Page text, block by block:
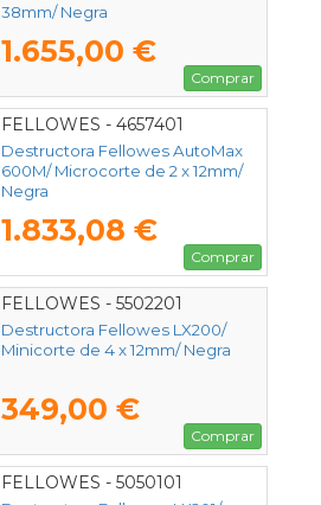
38mm/ Negra
1.655,00 €
Comprar
FELLOWES - 4657401
Destructora Fellowes AutoMax
600M/ Microcorte de 2 x 12mm/
Negra
1.833,08 €
Comprar
FELLOWES - 5502201
Destructora Fellowes LX200/
Minicorte de 4 x 12mm/ Negra
349,00 €
Comprar
FELLOWES - 5050101